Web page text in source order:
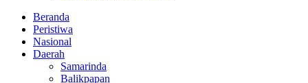
Beranda
Peristiwa
Nasional
Daerah
Samarinda
Balikpapan